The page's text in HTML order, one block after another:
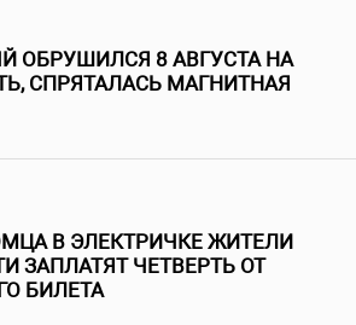
ОБРУШИЛСЯ 8 АВГУСТА НА
СПРЯТАЛАСЬ МАГНИТНАЯ
В ЭЛЕКТРИЧКЕ ЖИТЕЛИ
ЗАПЛАТЯТ ЧЕТВЕРТЬ ОТ
БИЛЕТА